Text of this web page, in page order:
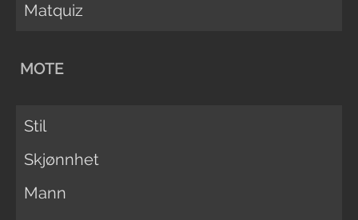
Matquiz
MOTE
Stil
Skjønnhet
Mann